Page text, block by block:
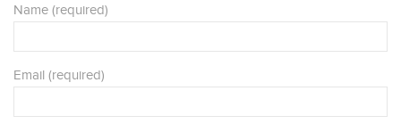
Name (required)
Email (required)